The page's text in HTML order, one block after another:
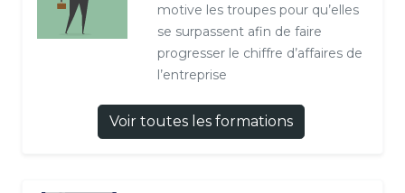
motive les troupes pour qu’elles
se surpassent afin de faire
progresser le chiffre d’affaires de
l’entreprise
Voir toutes les formations